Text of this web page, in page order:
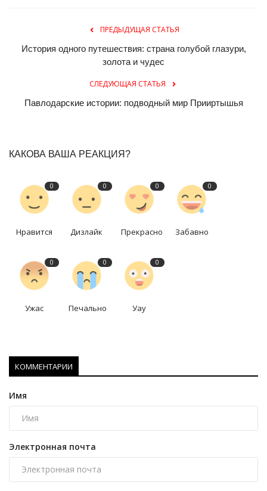
ПРЕДЫДУЩАЯ СТАТЬЯ
История одного путешествия: страна голубой глазури,
золота и чудес
СЛЕДУЮЩАЯ СТАТЬЯ
Павлодарские истории: подводный мир Прииртышья
КАКОВА ВАША РЕАКЦИЯ?
0
Нравится
0
Дизлайк
0
Прекрасно
0
Забавно
0
Ужас
0
Печально
0
Уау
КОММЕНТАРИИ
Имя
Электронная почта